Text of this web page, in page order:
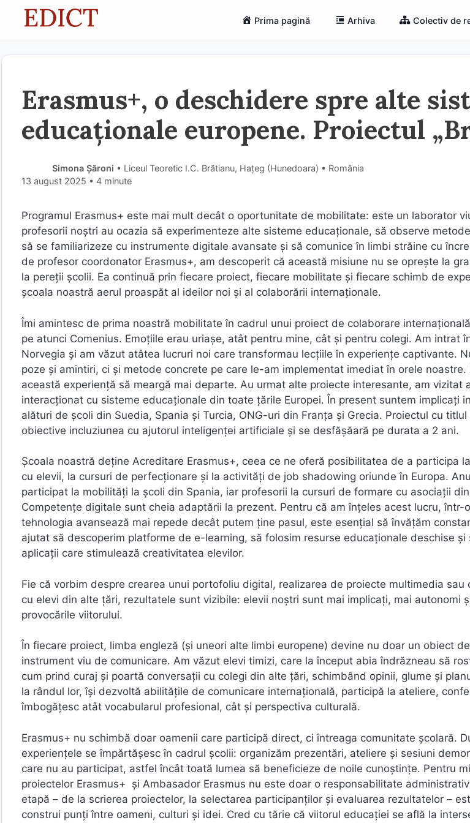
Prima pagină Arhiva Colectiv de
Erasmus+, o deschidere spre alte
educaționale europene. Proiectul
Simona Șăroni • Liceul Teoretic I.C. Brătianu, Hațeg (Hunedoara) • România
13 august 2025 • 4 minute
Programul Erasmus+ este mai mult decât o oportunitate de mobilitate: este un laborator
profesorii noștri au ocazia să experimenteze alte sisteme educaționale, să observe
să se familiarizeze cu instrumente digitale avansate și să comunice în limbi străine cu
de profesor coordonator Erasmus+, am descoperit că această misiune nu se oprește la
la pereții școlii. Ea continuă prin fiecare proiect, fiecare mobilitate și fiecare schimb de
școala noastră aerul proaspăt al ideilor noi și al colaborării internaționale.
Îmi amintesc de prima noastră mobilitate în cadrul unui proiect de colaborare
pe atunci Comenius. Emoțiile erau uriașe, atât pentru mine, cât și pentru colegi. Am intrat
Norvegia și am văzut atâtea lucruri noi care transformau lecțiile în experiențe captivante.
poze și amintiri, ci și metode concrete pe care le-am implementat imediat în orele
această experiență să meargă mai departe. Au urmat alte proiecte interesante, am vizitat
interacționat cu sisteme educaționale din toate țările Europei. În present suntem implicați
alături de școli din Suedia, Spania și Turcia, ONG-uri din Franța și Grecia. Proiectul cu titlul
obiective incluziunea cu ajutorul inteligenței artificiale și se desfășăară pe durata a 2 ani.
Școala noastră deține Acreditare Erasmus+, ceea ce ne oferă posibilitatea de a participa
cu elevii, la cursuri de perfecționare și la activități de job shadowing oriunde în Europa.
participat la mobilități la școli din Spania, iar profesorii la cursuri de formare cu asociații
Competențe digitale sunt cheia adaptării la prezent. Pentru că am înțeles acest lucru, într-
tehnologia avansează mai repede decât putem ține pasul, este esențial să învățăm
ajutat să descoperim platforme de e-learning, să folosim resurse educaționale deschise și
aplicații care stimulează creativitatea elevilor.
Fie că vorbim despre crearea unui portofoliu digital, realizarea de proiecte multimedia sau
cu elevi din alte țări, rezultatele sunt vizibile: elevii noștri sunt mai implicați, mai autonomi
provocările viitorului.
În fiecare proiect, limba engleză (și uneori alte limbi europene) devine nu doar un obiect
instrument viu de comunicare. Am văzut elevi timizi, care la început abia îndrăzneau să
cum prind curaj și poartă conversații cu colegi din alte țări, schimbând opinii, glume și
la rândul lor, își dezvoltă abilitățile de comunicare internațională, participă la ateliere,
îmbogățesc atât vocabularul profesional, cât și perspectiva culturală.
Erasmus+ nu schimbă doar oamenii care participă direct, ci întreaga comunitate școlară.
experiențele se împărtășesc în cadrul școlii: organizăm prezentări, ateliere și sesiuni
care nu au participat, astfel încât toată lumea să beneficieze de noile cunoștințe. Pentru
proiectelor Erasmus+ și Ambasador Erasmus nu este doar o responsabilitate
etapă – de la scrierea proiectelor, la selectarea participanților și evaluarea rezultatelor –
construi punți între oameni, culturi și idei. Cred cu tărie că viitorul educației se află la